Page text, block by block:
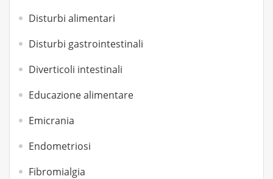
Disturbi alimentari
Disturbi gastrointestinali
Diverticoli intestinali
Educazione alimentare
Emicrania
Endometriosi
Fibromialgia